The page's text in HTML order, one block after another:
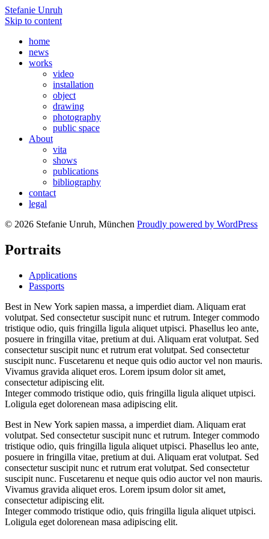
Stefanie Unruh
Skip to content
home
news
works
video
installation
object
drawing
photography
public space
About
vita
shows
publications
bibliography
contact
legal
© 2026 Stefanie Unruh, München Proudly powered by WordPress
Portraits
Applications
Passports
Best in New York sapien massa, a imperdiet diam. Aliquam erat
volutpat. Sed consectetur suscipit nunc et rutrum. Integer commodo
tristique odio, quis fringilla ligula aliquet utpisci. Phasellus leo ante,
posuere in fringilla vitae, pretium at dui. Aliquam erat volutpat. Sed
consectetur suscipit nunc et rutrum erat volutpat. Sed consectetur
suscipit nunc. Fuscetarenu et neque quis odio auctor vel non mauris.
Vivamus gravida aliquet eros. Lorem ipsum dolor sit amet,
consectetur adipiscing elit.
Integer commodo tristique odio, quis fringilla ligula aliquet utpisci.
Loligula eget dolorenean masa adipiscing elit.
Best in New York sapien massa, a imperdiet diam. Aliquam erat
volutpat. Sed consectetur suscipit nunc et rutrum. Integer commodo
tristique odio, quis fringilla ligula aliquet utpisci. Phasellus leo ante,
posuere in fringilla vitae, pretium at dui. Aliquam erat volutpat. Sed
consectetur suscipit nunc et rutrum erat volutpat. Sed consectetur
suscipit nunc. Fuscetarenu et neque quis odio auctor vel non mauris.
Vivamus gravida aliquet eros. Lorem ipsum dolor sit amet,
consectetur adipiscing elit.
Integer commodo tristique odio, quis fringilla ligula aliquet utpisci.
Loligula eget dolorenean masa adipiscing elit.